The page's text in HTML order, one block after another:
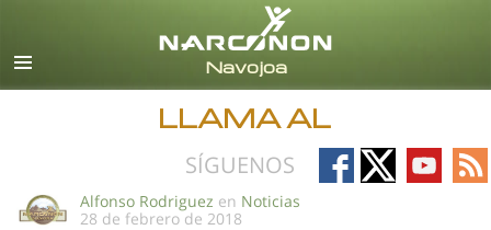
Español
Todas las Regiones/Idiomas
LLAMA AL
SÍGUENOS
Follow
on
Follow
on
Follow
on
on
Alfonso Rodriguez en Noticias
28 de febrero de 2018